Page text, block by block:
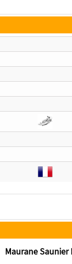
Maurane Saunier